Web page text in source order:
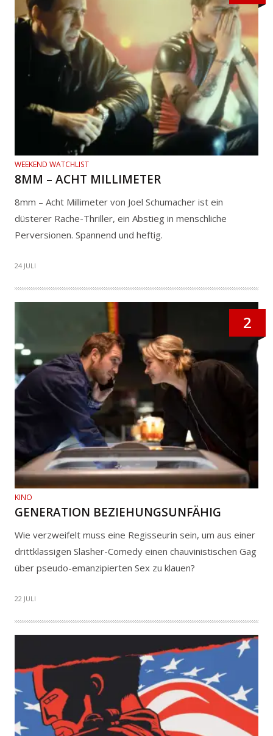
WEEKEND WATCHLIST
8MM – ACHT MILLIMETER
8mm – Acht Millimeter von Joel Schumacher ist ein
düsterer Rache-Thriller, ein Abstieg in menschliche
Perversionen. Spannend und heftig.
24 JULI
2
KINO
GENERATION BEZIEHUNGSUNFÄHIG
Wie verzweifelt muss eine Regisseurin sein, um aus einer
drittklassigen Slasher-Comedy einen chauvinistischen Gag
über pseudo-emanzipierten Sex zu klauen?
22 JULI